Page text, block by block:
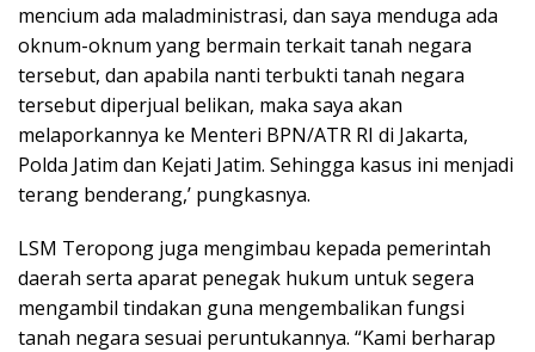
mencium ada maladministrasi, dan saya menduga ada
oknum-oknum yang bermain terkait tanah negara
tersebut, dan apabila nanti terbukti tanah negara
tersebut diperjual belikan, maka saya akan
melaporkannya ke Menteri BPN/ATR RI di Jakarta,
Polda Jatim dan Kejati Jatim. Sehingga kasus ini menjadi
terang benderang,’ pungkasnya.
LSM Teropong juga mengimbau kepada pemerintah
daerah serta aparat penegak hukum untuk segera
mengambil tindakan guna mengembalikan fungsi
tanah negara sesuai peruntukannya. “Kami berharap